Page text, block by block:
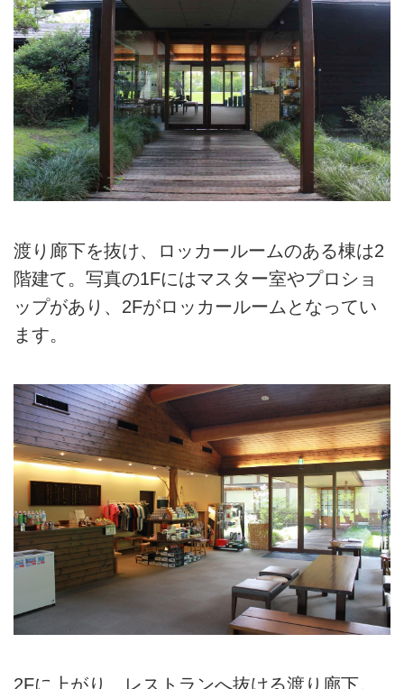
渡り廊下を抜け、ロッカールームのある棟は2
階建て。写真の1Fにはマスター室やプロショ
ップがあり、2Fがロッカールームとなってい
ます。
2Fに上がり、レストランへ抜ける渡り廊下。